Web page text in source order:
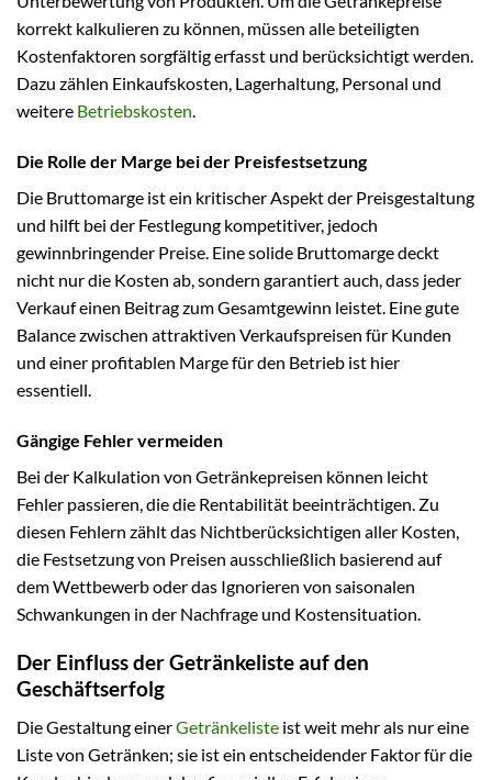
korrekt kalkulieren zu können, müssen alle beteiligten
Kostenfaktoren sorgfältig erfasst und berücksichtigt werden.
Dazu zählen Einkaufskosten, Lagerhaltung, Personal und
weitere Betriebskosten.
Die Rolle der Marge bei der Preisfestsetzung
Die Bruttomarge ist ein kritischer Aspekt der Preisgestaltung
und hilft bei der Festlegung kompetitiver, jedoch
gewinnbringender Preise. Eine solide Bruttomarge deckt
nicht nur die Kosten ab, sondern garantiert auch, dass jeder
Verkauf einen Beitrag zum Gesamtgewinn leistet. Eine gute
Balance zwischen attraktiven Verkaufspreisen für Kunden
und einer profitablen Marge für den Betrieb ist hier
essentiell.
Gängige Fehler vermeiden
Bei der Kalkulation von Getränkepreisen können leicht
Fehler passieren, die die Rentabilität beeinträchtigen. Zu
diesen Fehlern zählt das Nichtberücksichtigen aller Kosten,
die Festsetzung von Preisen ausschließlich basierend auf
dem Wettbewerb oder das Ignorieren von saisonalen
Schwankungen in der Nachfrage und Kostensituation.
Der Einfluss der Getränkeliste auf den
Geschäftserfolg
Die Gestaltung einerGetränkeliste ist weit mehr als nur eine
Liste von Getränken; sie ist ein entscheidender Faktor für die